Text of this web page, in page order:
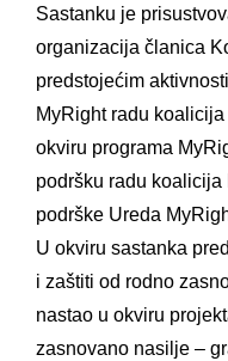
Sastanku je
organizacija članica
predstojećim
MyRight radu
okviru programa
podršku radu
podrške Ureda
U okviru sastanka
i zaštiti od rodno
nastao u okviru
zasnovano nasilje –